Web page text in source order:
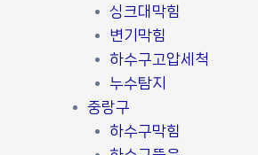
싱크대막힘
변기막힘
하수구고압세척
누수탐지
중랑구
하수구막힘